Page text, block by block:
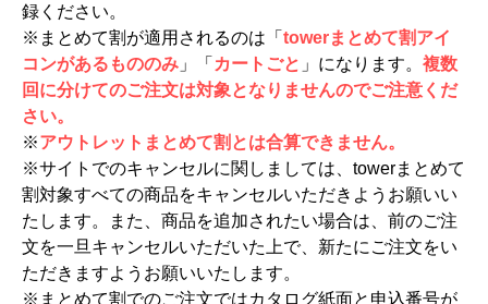
録ください。
※まとめて割が適用されるのは「 towerまとめて割アイ
コンがあるもののみ 」「 カートごと 」になります。 複数
回に分けてのご注文は対象となりませんのでご注意くだ
さい。
※アウトレットまとめて割とは合算できません。
※サイトでのキャンセルに関しましては、towerまとめて
割対象すべての商品をキャンセルいただきようお願いい
たします。また、商品を追加されたい場合は、前のご注
文を一旦キャンセルいただいた上で、新たにご注文をい
ただきますようお願いいたします。
※まとめて割でのご注文ではカタログ紙面と申込番号が